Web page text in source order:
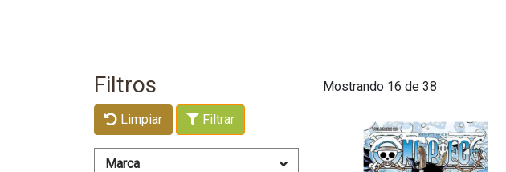
Filtros
Limpiar Filtrar
Marca
Mostrando 16 de 38